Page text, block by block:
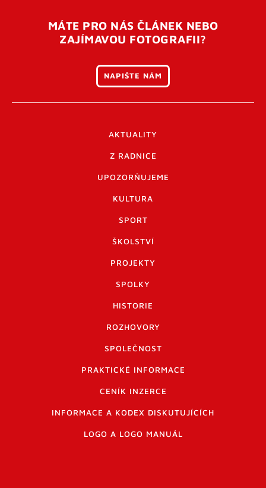
MÁTE PRO NÁS ČLÁNEK NEBO
ZAJÍMAVOU FOTOGRAFII?
NAPIŠTE NÁM
AKTUALITY
Z RADNICE
UPOZORŇUJEME
KULTURA
SPORT
ŠKOLSTVÍ
PROJEKTY
SPOLKY
HISTORIE
ROZHOVORY
SPOLEČNOST
PRAKTICKÉ INFORMACE
CENÍK INZERCE
INFORMACE A KODEX DISKUTUJÍCÍCH
LOGO A LOGO MANUÁL